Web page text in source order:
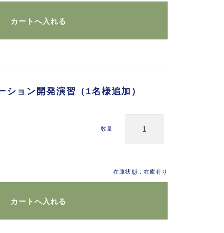
ョン開発演習（1名様追加）
在庫状態 : 在庫有り
数量